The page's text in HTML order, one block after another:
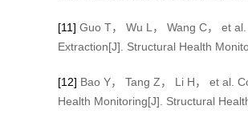
[11] Guo T， Wu L， Wang C， et
Extraction[J]. Structural Health
[12] Bao Y， Tang Z， Li H， et al.
Health Monitoring[J]. Structural